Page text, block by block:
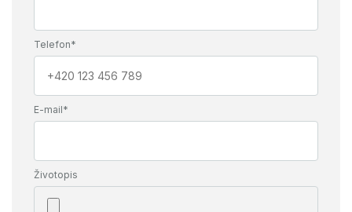
Telefon*
E-mail*
Životopis